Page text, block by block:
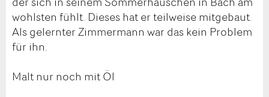
wohlsten fühlt. Dieses hat er teilweise mitgebaut.
Als gelernter Zimmermann war das kein Problem
für ihn.
Malt nur noch mit Öl